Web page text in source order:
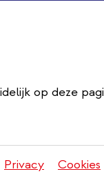
op deze
Privacy Cookies